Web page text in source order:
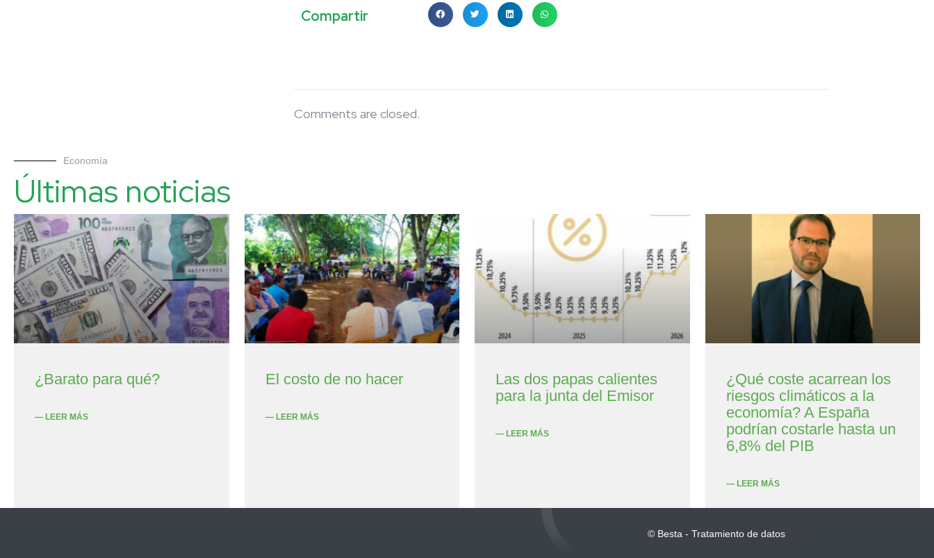
Compartir
Comments are closed.
Economía
Últimas noticias
¿Barato para qué?
— LEER MÁS
El costo de no hacer
— LEER MÁS
Las dos papas calientes
para la junta del Emisor
— LEER MÁS
¿Qué coste acarrean los
riesgos climáticos a la
economía? A España
podrían costarle hasta un
6,8% del PIB
— LEER MÁS
© Besta - Tratamiento de datos